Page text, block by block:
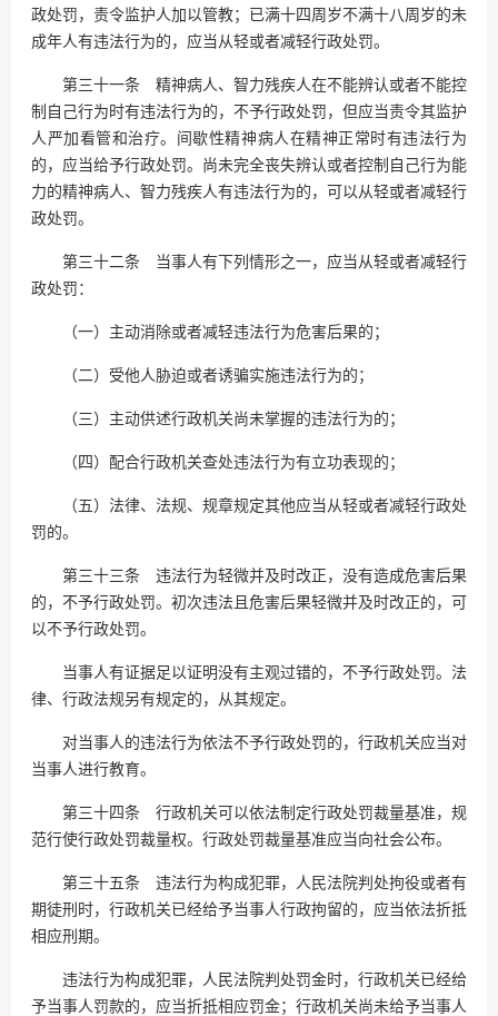
政处罚，责令监护人加以管教；已满十四周岁不满十八周岁的未
成年人有违法行为的，应当从轻或者减轻行政处罚。
第三十一条 精神病人、智力残疾人在不能辨认或者不能控
制自己行为时有违法行为的，不予行政处罚，但应当责令其监护
人严加看管和治疗。间歇性精神病人在精神正常时有违法行为
的，应当给予行政处罚。尚未完全丧失辨认或者控制自己行为能
力的精神病人、智力残疾人有违法行为的，可以从轻或者减轻行
政处罚。
第三十二条 当事人有下列情形之一，应当从轻或者减轻行
政处罚：
（一）主动消除或者减轻违法行为危害后果的；
（二）受他人胁迫或者诱骗实施违法行为的；
（三）主动供述行政机关尚未掌握的违法行为的；
（四）配合行政机关查处违法行为有立功表现的；
（五）法律、法规、规章规定其他应当从轻或者减轻行政处
罚的。
第三十三条 违法行为轻微并及时改正，没有造成危害后果
的，不予行政处罚。初次违法且危害后果轻微并及时改正的，可
以不予行政处罚。
当事人有证据足以证明没有主观过错的，不予行政处罚。法
律、行政法规另有规定的，从其规定。
对当事人的违法行为依法不予行政处罚的，行政机关应当对
当事人进行教育。
第三十四条 行政机关可以依法制定行政处罚裁量基准，规
范行使行政处罚裁量权。行政处罚裁量基准应当向社会公布。
第三十五条 违法行为构成犯罪，人民法院判处拘役或者有
期徒刑时，行政机关已经给予当事人行政拘留的，应当依法折抵
相应刑期。
违法行为构成犯罪，人民法院判处罚金时，行政机关已经给
予当事人罚款的，应当折抵相应罚金；行政机关尚未给予当事人